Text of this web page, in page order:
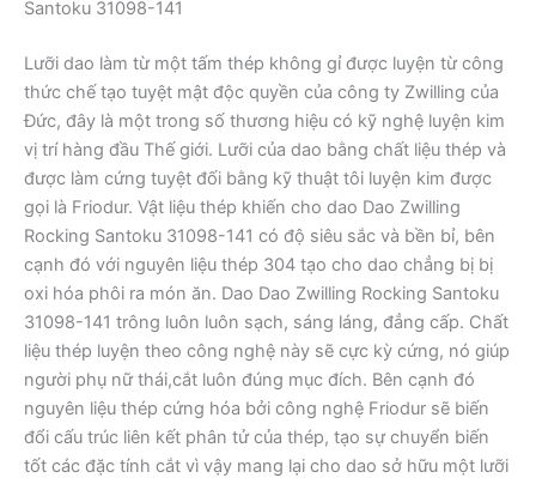
Santoku 31098-141
Lưỡi dao làm từ một tấm thép không gỉ được luyện từ công
thức chế tạo tuyệt mật độc quyền của công ty Zwilling của
Đức, đây là một trong số thương hiệu có kỹ nghệ luyện kim
vị trí hàng đầu Thế giới. Lưỡi của dao bằng chất liệu thép và
được làm cứng tuyệt đối bằng kỹ thuật tôi luyện kim được
gọi là Friodur. Vật liệu thép khiến cho dao Dao Zwilling
Rocking Santoku 31098-141 có độ siêu sắc và bền bỉ, bên
cạnh đó với nguyên liệu thép 304 tạo cho dao chẳng bị bị
oxi hóa phôi ra món ăn. Dao Dao Zwilling Rocking Santoku
31098-141 trông luôn luôn sạch, sáng láng, đẳng cấp. Chất
liệu thép luyện theo công nghệ này sẽ cực kỳ cứng, nó giúp
người phụ nữ thái,cắt luôn đúng mục đích. Bên cạnh đó
nguyên liệu thép cứng hóa bởi công nghệ Friodur sẽ biến
đổi cấu trúc liên kết phân tử của thép, tạo sự chuyển biến
tốt các đặc tính cắt vì vậy mang lại cho dao sở hữu một lưỡi